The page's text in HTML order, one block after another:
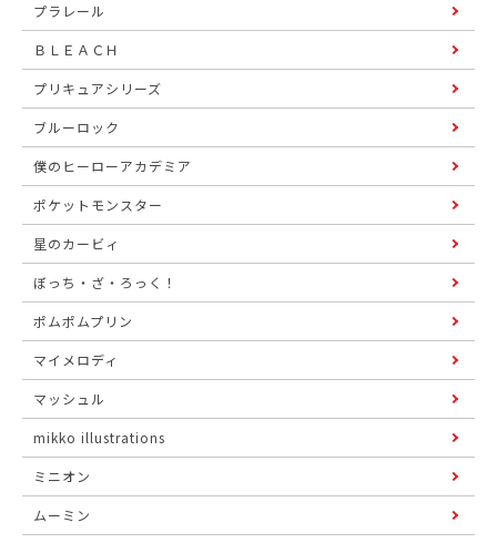
プラレール
ＢＬＥＡＣＨ
プリキュアシリーズ
ブルーロック
僕のヒーローアカデミア
ポケットモンスター
星のカービィ
ぼっち・ざ・ろっく！
ポムポムプリン
マイメロディ
マッシュル
mikko illustrations
ミニオン
ムーミン